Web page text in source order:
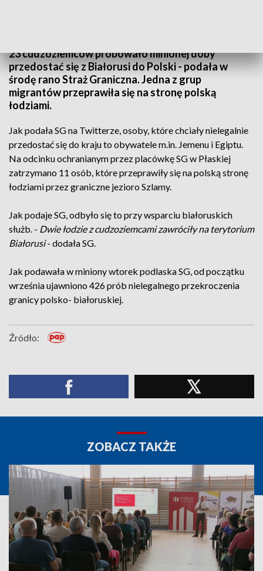
23 cudzoziemców próbowało minionej doby
przedostać się z Białorusi do Polski - podała w
środę rano Straż Graniczna. Jedna z grup
migrantów przeprawiła się na stronę polską
łodziami.
Jak podała SG na Twitterze, osoby, które chciały nielegalnie
przedostać się do kraju to obywatele m.in. Jemenu i Egiptu.
Na odcinku ochranianym przez placówkę SG w Płaskiej
zatrzymano 11 osób, które przeprawiły się na polską stronę
łodziami przez graniczne jezioro Szlamy.
Jak podaje SG, odbyło się to przy wsparciu białoruskich
służb. - Dwie łodzie z cudzoziemcami zawróciły na terytorium
Białorusi- dodała SG.
Jak podawała w miniony wtorek podlaska SG, od początku
września ujawniono 426 prób nielegalnego przekroczenia
granicy polsko- białoruskiej.
Źródło:
ZOBACZ TAKŻE